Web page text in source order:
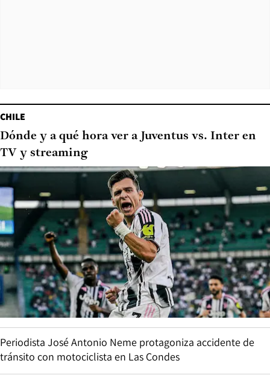
CHILE
Dónde y a qué hora ver a Juventus vs. Inter en
TV y streaming
Periodista José Antonio Neme protagoniza accidente de
tránsito con motociclista en Las Condes